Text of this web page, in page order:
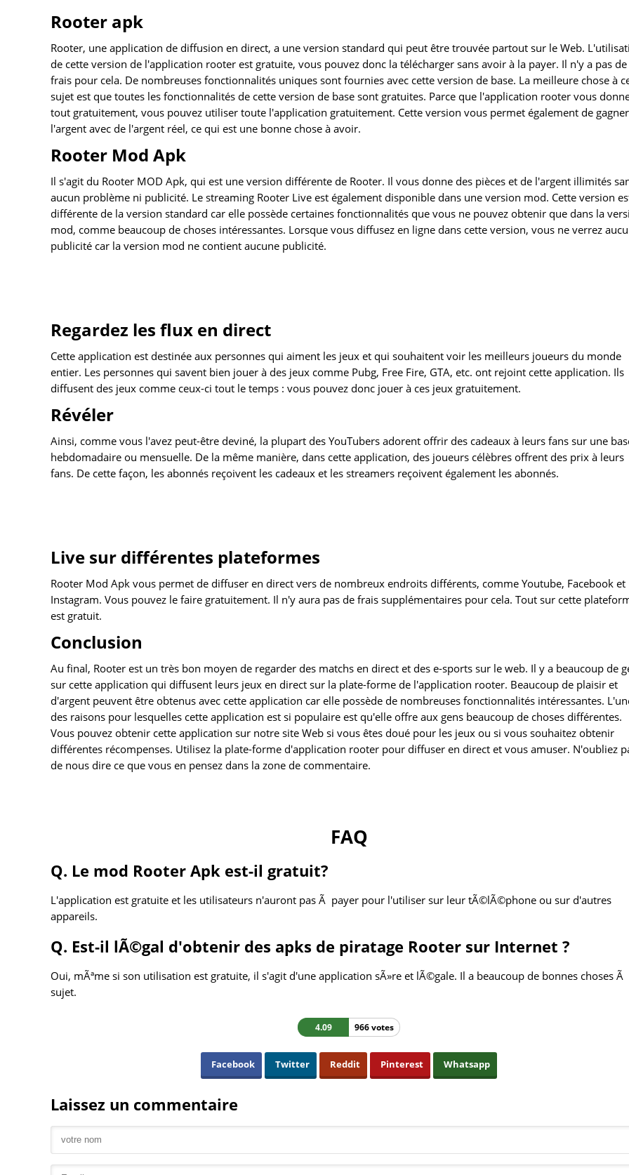
Rooter apk
Rooter, une application de diffusion en direct, a une version standard qui peut être trouvée partout sur le Web.
de cette version de l'application rooter est gratuite, vous pouvez donc la télécharger sans avoir à la payer. Il n'y a pas de
frais pour cela. De nombreuses fonctionnalités uniques sont fournies avec cette version de base. La meilleure chose à
sujet est que toutes les fonctionnalités de cette version de base sont gratuites. Parce que l'application rooter vous
tout gratuitement, vous pouvez utiliser toute l'application gratuitement. Cette version vous permet également de
l'argent avec de l'argent réel, ce qui est une bonne chose à avoir.
Rooter Mod Apk
Il s'agit du Rooter MOD Apk, qui est une version différente de Rooter. Il vous donne des pièces et de l'argent illimités
aucun problème ni publicité. Le streaming Rooter Live est également disponible dans une version mod. Cette version
différente de la version standard car elle possède certaines fonctionnalités que vous ne pouvez obtenir que dans la
mod, comme beaucoup de choses intéressantes. Lorsque vous diffusez en ligne dans cette version, vous ne verrez
publicité car la version mod ne contient aucune publicité.
Regardez les flux en direct
Cette application est destinée aux personnes qui aiment les jeux et qui souhaitent voir les meilleurs joueurs du monde
entier. Les personnes qui savent bien jouer à des jeux comme Pubg, Free Fire, GTA, etc. ont rejoint cette application. Ils
diffusent des jeux comme ceux-ci tout le temps : vous pouvez donc jouer à ces jeux gratuitement.
Révéler
Ainsi, comme vous l'avez peut-être deviné, la plupart des YouTubers adorent offrir des cadeaux à leurs fans sur une
hebdomadaire ou mensuelle. De la même manière, dans cette application, des joueurs célèbres offrent des prix à leurs
fans. De cette façon, les abonnés reçoivent les cadeaux et les streamers reçoivent également les abonnés.
Live sur différentes plateformes
Rooter Mod Apk vous permet de diffuser en direct vers de nombreux endroits différents, comme Youtube, Facebook et
Instagram. Vous pouvez le faire gratuitement. Il n'y aura pas de frais supplémentaires pour cela. Tout sur cette
est gratuit.
Conclusion
Au final, Rooter est un très bon moyen de regarder des matchs en direct et des e-sports sur le web. Il y a beaucoup de
sur cette application qui diffusent leurs jeux en direct sur la plate-forme de l'application rooter. Beaucoup de plaisir et
d'argent peuvent être obtenus avec cette application car elle possède de nombreuses fonctionnalités intéressantes.
des raisons pour lesquelles cette application est si populaire est qu'elle offre aux gens beaucoup de choses différentes.
Vous pouvez obtenir cette application sur notre site Web si vous êtes doué pour les jeux ou si vous souhaitez obtenir
différentes récompenses. Utilisez la plate-forme d'application rooter pour diffuser en direct et vous amuser. N'oubliez
de nous dire ce que vous en pensez dans la zone de commentaire.
FAQ
Q. Le mod Rooter Apk est-il gratuit?
L'application est gratuite et les utilisateurs n'auront pas Ã payer pour l'utiliser sur leur tÃ©lÃ©phone ou sur d'autres
appareils.
Q. Est-il lÃ©gal d'obtenir des apks de piratage Rooter sur Internet ?
Oui, mÃªme si son utilisation est gratuite, il s'agit d'une application sÃ»re et lÃ©gale. Il a beaucoup de bonnes choses Ã
sujet.
4.09 966 votes
Facebook Twitter Reddit Pinterest Whatsapp
Laissez un commentaire